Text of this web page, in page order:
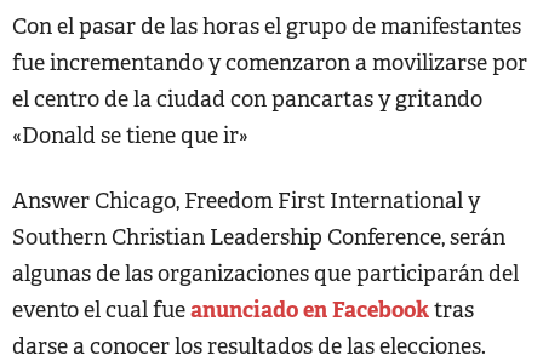
Con el pasar de las horas el grupo de manifestantes
fue incrementando y comenzaron a movilizarse por
el centro de la ciudad con pancartas y gritando
«Donald se tiene que ir»
Answer Chicago, Freedom First International y
Southern Christian Leadership Conference, serán
algunas de las organizaciones que participarán del
evento el cual fueanunciado en Facebooktras
darse a conocer los resultados de las elecciones.